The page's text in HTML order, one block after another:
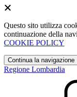
Questo sito utilizza
continuazione della
COOKIE POLICY
Continua la navigazione
Regione Lombardia